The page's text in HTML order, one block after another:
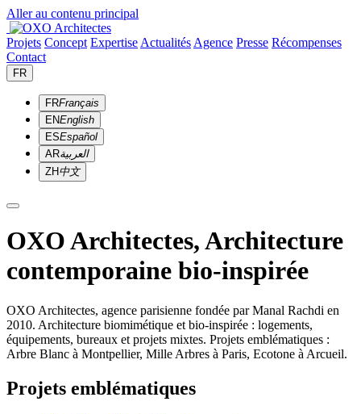
Aller au contenu principal
Projets Concept Expertise Actualités Agence Presse Récompenses
Contact
FR
FRFrançais
ENEnglish
ESEspañol
ARالعربية
ZH中文
OXO Architectes, Architecture
contemporaine bio-inspirée
OXO Architectes, agence parisienne fondée par Manal Rachdi en
2010. Architecture biomimétique et bio-inspirée : logements,
équipements, bureaux et projets mixtes. Projets emblématiques :
Arbre Blanc à Montpellier, Mille Arbres à Paris, Ecotone à Arcueil.
Projets emblématiques